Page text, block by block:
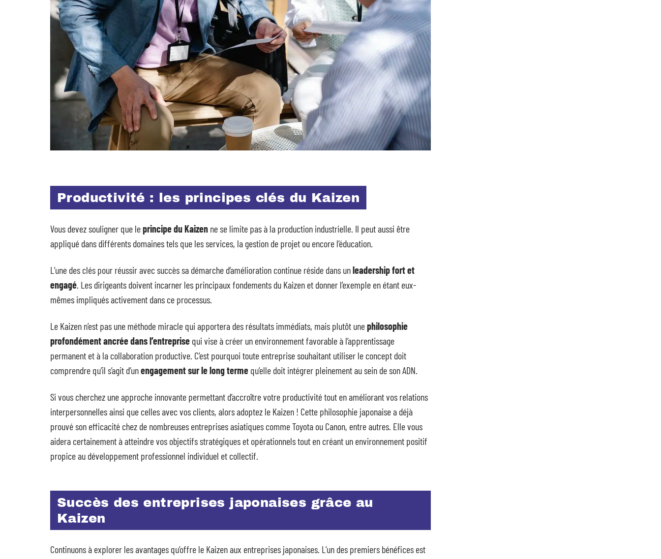
Productivité : les principes clés du Kaizen
Vous devez souligner que leprincipe du Kaizen ne se limite pas à la production industrielle. Il peut aussi être
appliqué dans différents domaines tels que les services, la gestion de projet ou encore l’éducation.
L’une des clés pour réussir avec succès sa démarche d’amélioration continue réside dans unleadership fort et
engagé. Les dirigeants doivent incarner les principaux fondements du Kaizen et donner l’exemple en étant eux-
mêmes impliqués activement dans ce processus.
Le Kaizen n’est pas une méthode miracle qui apportera des résultats immédiats, mais plutôt unephilosophie
profondément ancrée dans l’entreprise qui vise à créer un environnement favorable à l’apprentissage
permanent et à la collaboration productive. C’est pourquoi toute entreprise souhaitant utiliser le concept doit
comprendre qu’il s’agit d’unengagement sur le long terme qu’elle doit intégrer pleinement au sein de son ADN.
Si vous cherchez une approche innovante permettant d’accroître votre productivité tout en améliorant vos relations
interpersonnelles ainsi que celles avec vos clients, alors adoptez le Kaizen ! Cette philosophie japonaise a déjà
prouvé son efficacité chez de nombreuses entreprises asiatiques comme Toyota ou Canon, entre autres. Elle vous
aidera certainement à atteindre vos objectifs stratégiques et opérationnels tout en créant un environnement positif
propice au développement professionnel individuel et collectif.
Succès des entreprises japonaises grâce au
Kaizen
Continuons à explorer les avantages qu’offre le Kaizen aux entreprises japonaises. L’un des premiers bénéfices est